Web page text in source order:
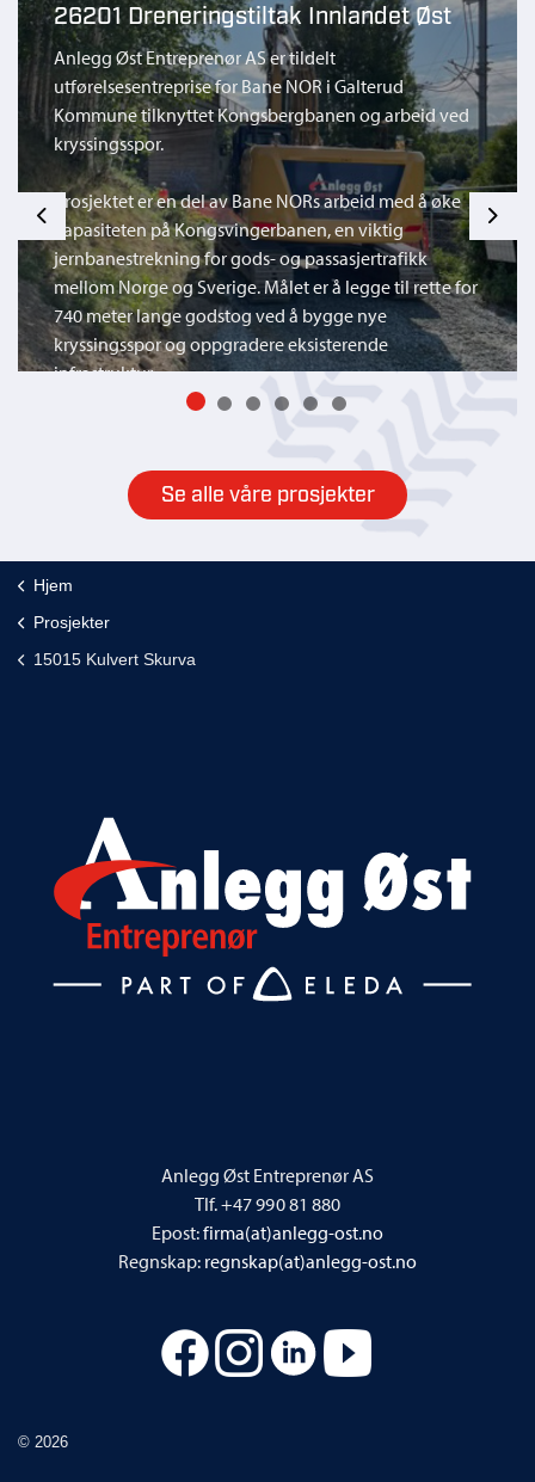
Previous
26201 Dreneringstiltak Innlandet Øst
Anlegg Øst Entreprenør AS er tildelt
utførelsesentreprise for Bane NOR i Galterud
Kommune tilknyttet Kongsbergbanen og arbeid ved
kryssingsspor.
Prosjektet er en del av Bane NORs arbeid med å øke
kapasiteten på Kongsvingerbanen, en viktig
jernbanestrekning for gods- og passasjertrafikk
mellom Norge og Sverige. Målet er å legge til rette for
740 meter lange godstog ved å bygge nye
kryssingsspor og oppgradere eksisterende
infrastruktur.
Next
Se alle våre prosjekter
Hjem
Prosjekter
15015 Kulvert Skurva
Anlegg Øst Entreprenør AS
Tlf. +47 990 81 880
Epost:firma(at)anlegg-ost.no
Regnskap: regnskap(at)anlegg-ost.no
© 2026